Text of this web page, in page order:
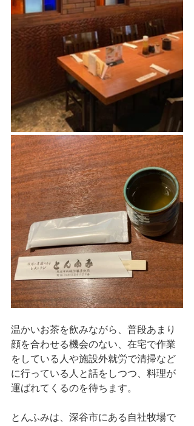
温かいお茶を飲みながら、普段あまり
顔を合わせる機会のない、在宅で作業
をしている人や施設外就労で清掃など
に行っている人と話をしつつ、料理が
運ばれてくるのを待ちます。
とんふみは、深谷市にある自社牧場で